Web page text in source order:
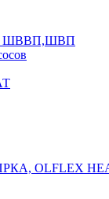
ШВВП,ШВП
OLFLEX